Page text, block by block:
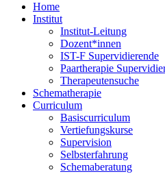
Home
Institut
Institut-Leitung
Dozent*innen
IST-F Supervidierende
Paartherapie
Therapeutensuche
Schematherapie
Curriculum
Basiscurriculum
Vertiefungskurse
Supervision
Selbsterfahrung
Schemaberatung